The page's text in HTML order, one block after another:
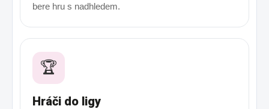
bere hru s nadhledem.
🏆
Hráči do ligy